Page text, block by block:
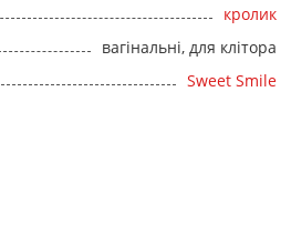
кролик
вагінальні, для клітора
Sweet Smile